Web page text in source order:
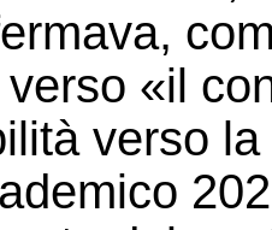
«il
verso